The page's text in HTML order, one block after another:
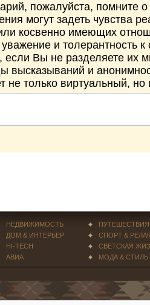
пожалуйста, помните
могут задеть чувства
косвенно имеющих
и толерантность
если Вы не разделяете их
высказываний и
не только виртуальный,
НЕДВИЖИМОСТЬ
ДОМ & ИНТЕРЬЕР
HI-TECH
АВИА
ПУТЕШЕСТВИЯ
СПОРТ &
СВЕТСКАЯ
МОДА & СТИЛЬ